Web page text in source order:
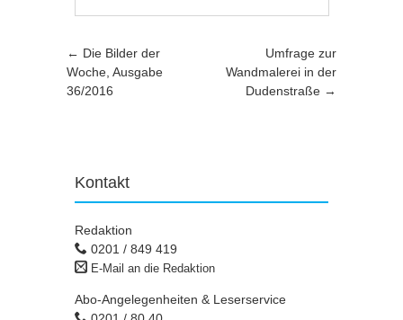
Artikel-Navigation
← Die Bilder der
Woche, Ausgabe
36/2016
Umfrage zur
Wandmalerei in der
Dudenstraße →
Kontakt
Redaktion
0201 / 849 419
E-Mail an die Redaktion
Abo-Angelegenheiten & Leserservice